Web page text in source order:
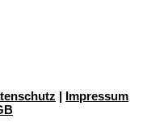
| Impressum